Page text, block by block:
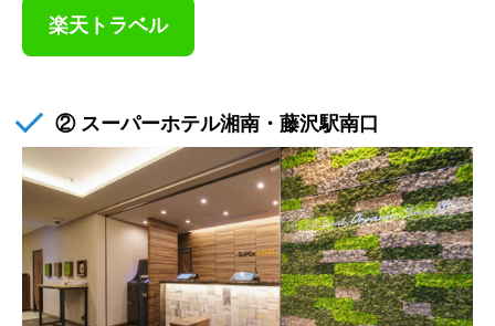
楽天トラベル
② スーパーホテル湘南・藤沢駅南口